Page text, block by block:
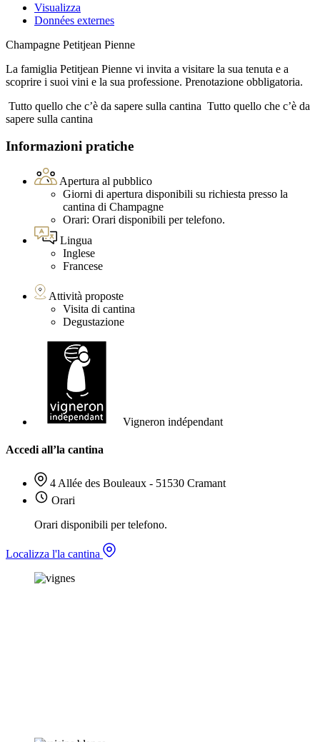
Visualizza
Données externes
Champagne Petitjean Pienne
La famiglia Petitjean Pienne vi invita a visitare la sua tenuta e a
scoprire i suoi vini e la sua professione. Prenotazione obbligatoria.
Tutto quello che c’è da sapere sulla cantina Tutto quello che c’è da
sapere sulla cantina
Informazioni pratiche
Apertura al pubblico
Giorni di apertura disponibili su richiesta presso la
cantina di Champagne
Orari: Orari disponibili per telefono.
Lingua
Inglese
Francese
Attività proposte
Visita di cantina
Degustazione
Vigneron indépendant
Accedi all’la cantina
4 Allée des Bouleaux - 51530 Cramant
Orari
Orari disponibili per telefono.
Localizza l'la cantina